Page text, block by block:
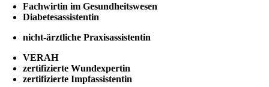
Fachwirtin im Gesundheitswesen
Diabetesassistentin
nicht-ärztliche Praxisassistentin
VERAH
zertifizierte Wundexpertin
zertifizierte Impfassistentin